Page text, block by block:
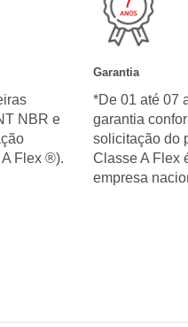
NBR e
Flex ®).
Garantia
*De 01 até 07
garantia
solicitação do
Classe A Flex
empresa